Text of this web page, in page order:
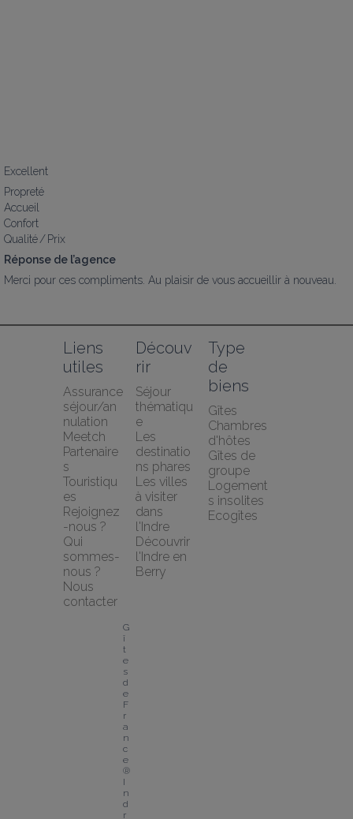
Excellent
Propreté
Accueil
Confort
Qualité / Prix
Réponse de l’agence
Merci pour ces compliments. Au plaisir de vous accueillir à nouveau.
Liens
utiles
Assurance
séjour/an
nulation
Meetch
Partenaire
s
Touristiqu
es
Rejoignez
-nous ?
Qui
sommes-
nous ?
Nous
contacter
Découv
rir
Séjour
thématiqu
e
Les
destinatio
ns phares
Les villes
à visiter
dans
l'Indre
Découvrir
l'Indre en
Berry
Type
de
biens
Gîtes
Chambres
d'hôtes
Gîtes de
groupe
Logement
s insolites
Ecogîtes
G
î
t
e
s
d
e
F
r
a
n
c
e
®
I
n
d
r